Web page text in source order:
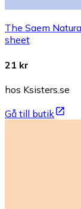
The Saem
sheet
21 kr
hos Ksisters.se
Gå till butik